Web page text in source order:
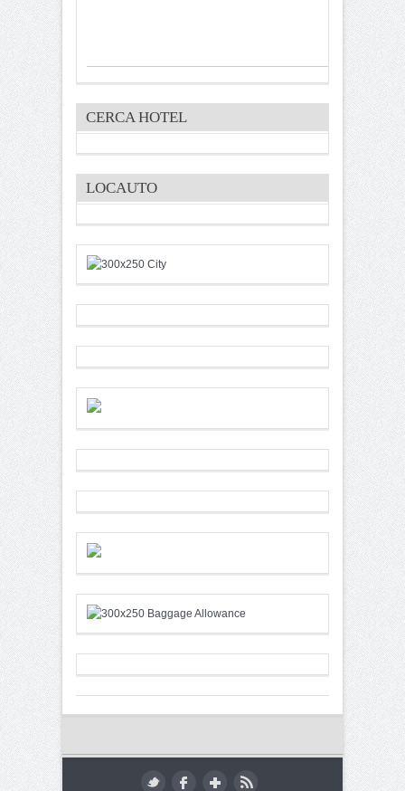
CERCA HOTEL
LOCAUTO